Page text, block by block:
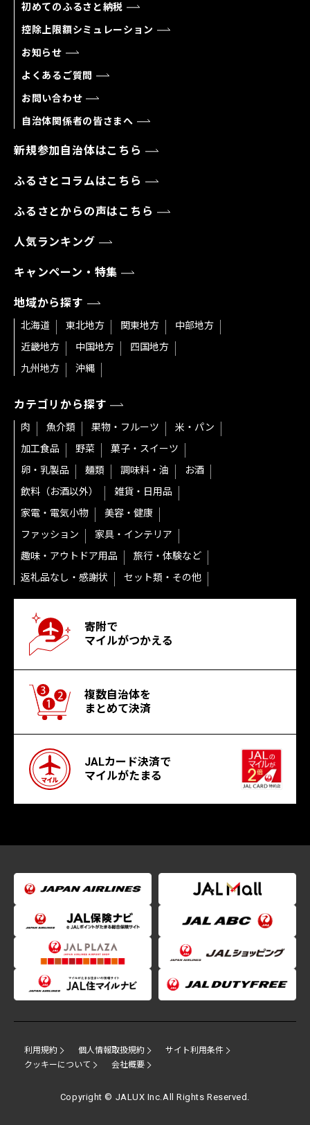
初めてのふるさと納税
控除上限額シミュレーション
お知らせ
よくあるご質問
お問い合わせ
自治体関係者の皆さまへ
新規参加自治体はこちら
ふるさとコラムはこちら
ふるさとからの声はこちら
人気ランキング
キャンペーン・特集
地域から探す
北海道 東北地方 関東地方
中部地方
近畿地方
中国地方
四国地方
九州地方
沖縄
カテゴリから探す
肉 魚介類 果物・フルーツ
米・パン
加工食品
野菜
菓子・スイーツ
卵・乳製品
麺類 調味料・油
お酒
飲料（お酒以外）
雑貨・日用品
家電・電気小物
美容・健康
ファッション
家具・インテリア
趣味・アウトドア用品
旅行・体験など
返礼品なし・感謝状
セット類・その他
寄附で
マイルがつかえる
複数自治体を
まとめて決済
JALカード決済で
マイルがたまる
利用規約 個人情報取扱規約
サイト利用条件
クッキーについて
会社概要
Copyright © JALUX Inc.All Rights Reserved.